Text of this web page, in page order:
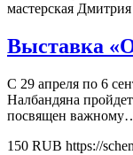
мастерская
Выставка
С 29 апреля по 6
Налбандяна
посвящен
150 RUB https://